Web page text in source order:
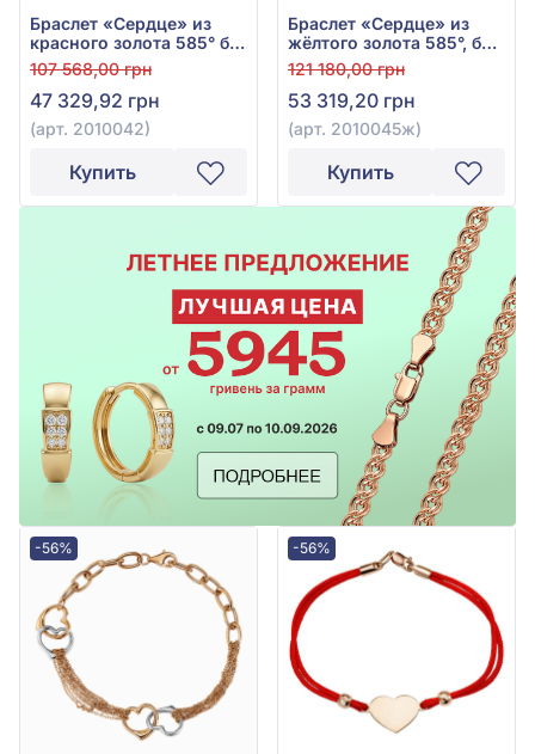
Браслет «Сердце» из
красного золота 585° без
вставки, арт. 2010042
107 568,00 грн
47 329,92 грн
(арт. 2010042)
Купить
Браслет «Сердце» из
жёлтого золота 585°, без
вставки, арт. 2010045ж
121 180,00 грн
53 319,20 грн
(арт. 2010045ж)
Купить
-56% -56%